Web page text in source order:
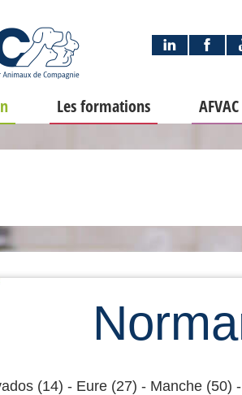
Les formations
(14) - Eure (27) - Manche (50)